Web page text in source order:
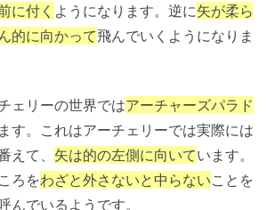
に付く ようになります。逆に矢が柔ら
的に向かって飛んでいくようになりま
ェリーの世界ではアーチャーズパラド
す。これはアーチェリーでは実際には
えて、 矢は的の左側に向いています。
ろをわざと外さないと中らないことを
んでいるようです。